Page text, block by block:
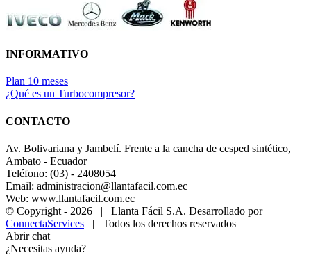
INFORMATIVO
Plan 10 meses
¿Qué es un Turbocompresor?
CONTACTO
Av. Bolivariana y Jambelí. Frente a la cancha de cesped sintético,
Ambato - Ecuador
Teléfono: (03) - 2408054
Email: administracion@llantafacil.com.ec
Web: www.llantafacil.com.ec
© Copyright - 2026 | Llanta Fácil S.A. Desarrollado por
ConnectaServices | Todos los derechos reservados
Abrir chat
¿Necesitas ayuda?